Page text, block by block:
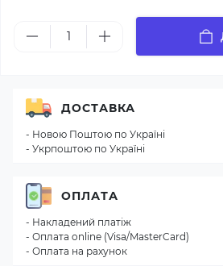
ДОСТАВКА
- Новою Поштою по Україні
- Укрпоштою по Україні
ОПЛАТА
- Накладений платіж
- Оплата online (Visa/MasterCard)
- Оплата на рахунок